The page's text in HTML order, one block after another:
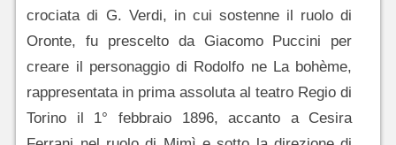
crociata di G. Verdi, in cui sostenne il ruolo di
Oronte, fu prescelto da Giacomo Puccini per
creare il personaggio di Rodolfo ne La bohème,
rappresentata in prima assoluta al teatro Regio di
Torino il 1° febbraio 1896, accanto a Cesira